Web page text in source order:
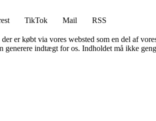
TikTok Mail
RSS
er købt via vores websted som en del af
indtægt for os. Indholdet må ikke